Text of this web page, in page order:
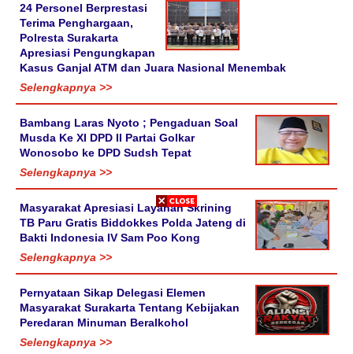
24 Personel Berprestasi
Terima Penghargaan,
Polresta Surakarta
Apresiasi Pengungkapan
Kasus Ganjal ATM dan Juara Nasional Menembak
Selengkapnya >>
Bambang Laras Nyoto ; Pengaduan Soal
Musda Ke XI DPD II Partai Golkar
Wonosobo ke DPD Sudsh Tepat
Selengkapnya >>
Masyarakat Apresiasi Layanan Skrining
TB Paru Gratis Biddokkes Polda Jateng di
Bakti Indonesia IV Sam Poo Kong
Selengkapnya >>
Pernyataan Sikap Delegasi Elemen
Masyarakat Surakarta Tentang Kebijakan
Peredaran Minuman Beralkohol
Selengkapnya >>